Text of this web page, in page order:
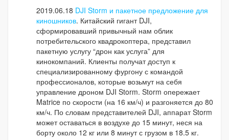
2019.06.18 DJI Storm и пакетное предложение для
киношников. Китайский гигант DJI,
сформировавший привычный нам облик
потребительского квадрокоптера, представил
пакетную услугу “дрон как услуга” для
кинокомпаний. Клиенты получат доступ к
специализированному фургону с командой
профессионалов, которые возьмут на себя
управление дроном DJI Storm. Storm опережает
Matrice по скорости (на 16 км/ч) и разгоняется до 80
км/ч. По словам представителей DJI, аппарат Storm
может оставаться в воздухе до 15 минут, неся на
борту около 12 кг или 8 минут с грузом в 18.5 кг.